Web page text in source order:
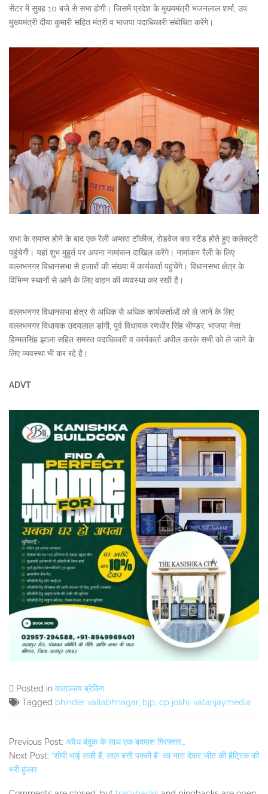
सेंटर में सुबह 10 बजे से सभा होगी। जिसमें प्रदेश के मुख्यमंत्री भजनलाल शर्मा, उप
मुख्यमंत्री दीया कुमारी सहित मंत्री व भाजपा पदाधिकारी संबोधित करेंगे।
सभा के समाप्त होने के बाद एक रैली अप्सरा टॉकीज, रोडवेज बस स्टैंड होते हुए कलेक्ट्री
पहुंचेगी। यहां शुभ मुहूर्त पर अपना नामांकन दाखिल करेंगे। नामांकन रैली के लिए
वल्लभनगर विधानसभा से हजारों की संख्या में कार्यकर्ता पहुंचेंगे। विधानसभा क्षेत्र के
विभिन्न स्थानों से आने के लिए वाहन की व्यवस्था कर रखी है।
वल्लभनगर विधानसभा क्षेत्र से अधिक से अधिक कार्यकर्ताओं को ले जाने के लिए
वल्लभनगर विधायक उदयलाल डांगी, पूर्व विधायक रणधीर सिंह भीण्डर, भाजपा नेता
हिम्मतसिंह झाला सहित समस्त पदाधिकारी व कार्यकर्ता अपील करके सभी को ले जाने के
लिए व्यवस्था भी कर रहे है।
ADVT
Posted in वाताञ्जय ब्रेकिंग
Tagged bhinder vallabhnagar, bjp, cp joshi, vatanjaymedia
Previous Post: अवैध बंदूक के साथ एक बदमाश गिरफ्तार….
Next Post: “सीपी भाई लकी हैं, लाल बत्ती पक्की है” का नारा देकर जीत की हैट्रिक की
भरी हूंकार